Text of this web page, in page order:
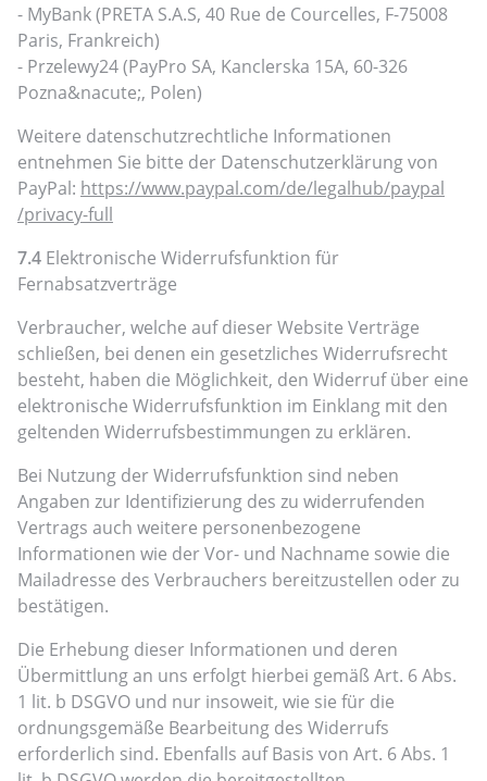
- MyBank (PRETA S.A.S, 40 Rue de Courcelles, F-75008
Paris, Frankreich)
- Przelewy24 (PayPro SA, Kanclerska 15A, 60-326
Pozna&nacute;, Polen)
Weitere datenschutzrechtliche Informationen
entnehmen Sie bitte der Datenschutzerklärung von
PayPal: https://www.paypal.com/de/legalhub/paypal
/privacy-full
7.4 Elektronische Widerrufsfunktion für
Fernabsatzverträge
Verbraucher, welche auf dieser Website Verträge
schließen, bei denen ein gesetzliches Widerrufsrecht
besteht, haben die Möglichkeit, den Widerruf über eine
elektronische Widerrufsfunktion im Einklang mit den
geltenden Widerrufsbestimmungen zu erklären.
Bei Nutzung der Widerrufsfunktion sind neben
Angaben zur Identifizierung des zu widerrufenden
Vertrags auch weitere personenbezogene
Informationen wie der Vor- und Nachname sowie die
Mailadresse des Verbrauchers bereitzustellen oder zu
bestätigen.
Die Erhebung dieser Informationen und deren
Übermittlung an uns erfolgt hierbei gemäß Art. 6 Abs.
1 lit. b DSGVO und nur insoweit, wie sie für die
ordnungsgemäße Bearbeitung des Widerrufs
erforderlich sind. Ebenfalls auf Basis von Art. 6 Abs. 1